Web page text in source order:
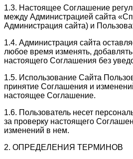
1.3. Настоящее Соглашение
между Администрацией сайта
Администрация сайта) и
1.4. Администрация сайта
любое время изменять,
настоящего Соглашения без
1.5. Использование Сайта
принятие Соглашения и
настоящее Соглашение.
1.6. Пользователь несет
за проверку настоящего
изменений в нем.
2. ОПРЕДЕЛЕНИЯ ТЕРМИНОВ